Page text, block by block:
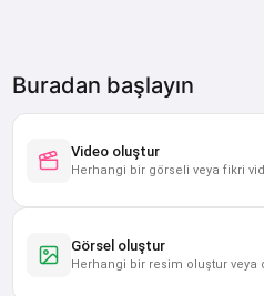
Video
Buradan başlayın
Video oluştur
Herhangi bir görseli veya fikri
Görsel oluştur
Herhangi bir resim oluştur veya